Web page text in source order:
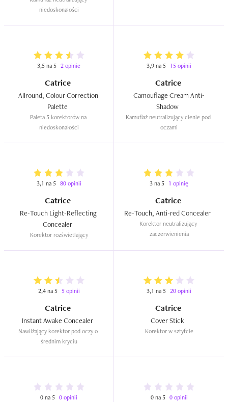
niedoskonałości
3,5 na 5 2 opinie
Catrice
Allround, Colour Correction
Paleta 5 korektorów na
niedoskonałości
3,9 na 5 15 opinii
Catrice
Camouflage Cream Anti-
Kamuflaż neutralizujący cienie pod
oczami
3,1 na 5 80 opinii
Catrice
Re-Touch Light-Reflecting
Korektor rozświetlający
3 na 5 1 opinię
Catrice
Korektor neutralizujący
zaczerwienienia
2,4 na 5 5 opinii
Catrice
Nawilżający korektor pod oczy o
średnim kryciu
3,1 na 5 20 opinii
Catrice
Korektor w sztyfcie
0 na 5 0 opinii 0 na 5 0 opinii